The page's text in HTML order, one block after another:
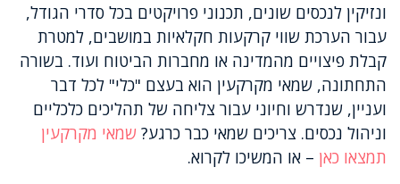
ונזיקין לנכסים שונים, תכנוני פרויקטים בכל סדרי הגודל,
עבור הערכת שווי קרקעות חקלאיות במושבים, למטרת
קבלת פיצויים מהמדינה או מחברות הביטוח ועוד. בשורה
התחתונה, שמאי מקרקעין הוא בעצם "כלי" לכל דבר
ועניין, שנדרש וחיוני עבור צליחה של תהליכים כלכליים
וניהול נכסים. צריכים שמאי כבר כרגע? שמאי מקרקעין
תמצאו כאן – או המשיכו לקרוא.